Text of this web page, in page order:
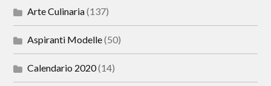
Arte Culinaria(137)
Aspiranti Modelle(50)
Calendario 2020(14)